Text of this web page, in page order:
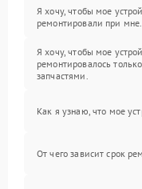
Я хочу, чтобы мое
ремонтировали при мне.
Я хочу, чтобы мое
ремонтировалось
запчастями.
Как я узнаю, что мое
От чего зависит срок